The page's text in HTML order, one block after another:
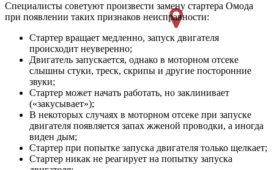
Специалисты советуют произвести замену стартера Омода
при появлении таких признаков неисправности:
Стартер вращает медленно, запуск двигателя
происходит неуверенно;
Двигатель запускается, однако в моторном отсеке
слышны стуки, треск, скрипы и другие посторонние
звуки;
Стартер может начать работать, но заклинивает
(«закусывает»);
В некоторых случаях в моторном отсеке при запуске
двигателя появляется запах жженой проводки, а иногда
виден дым;
Стартер при попытке запуска двигателя только щелкает;
Стартер никак не реагирует на попытку запуска